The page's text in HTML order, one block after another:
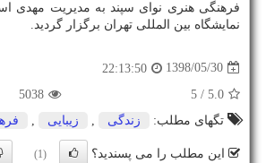
فرهنگی هنری نوای سپند به مدیریت مهدی
نمایشگاه بین المللی تهران برگزار گردید.
1398/05/30
22:13:50
5.0
/ 5
5038
تگهای مطلب:
زندگی , زیبایی ,
این مطلب را می پسندید؟ (1)